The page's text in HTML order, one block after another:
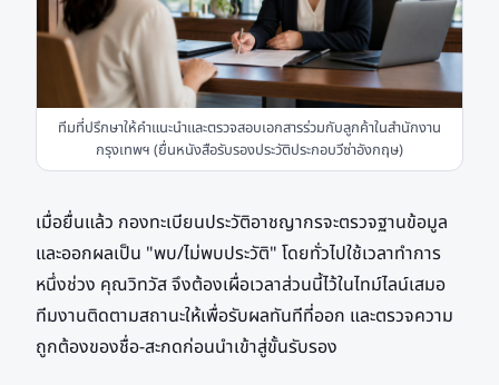
ทีมที่ปรึกษาให้คำแนะนำและตรวจสอบเอกสารร่วมกับลูกค้าในสำนักงาน
กรุงเทพฯ (ยื่นหนังสือรับรองประวัติประกอบวีซ่าอังกฤษ)
เมื่อยื่นแล้ว กองทะเบียนประวัติอาชญากรจะตรวจฐานข้อมูล
และออกผลเป็น "พบ/ไม่พบประวัติ" โดยทั่วไปใช้เวลาทำการ
หนึ่งช่วง คุณวิทวัส จึงต้องเผื่อเวลาส่วนนี้ไว้ในไทม์ไลน์เสมอ
ทีมงานติดตามสถานะให้เพื่อรับผลทันทีที่ออก และตรวจความ
ถูกต้องของชื่อ-สะกดก่อนนำเข้าสู่ขั้นรับรอง